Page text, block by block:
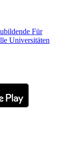
Für
Universitäten